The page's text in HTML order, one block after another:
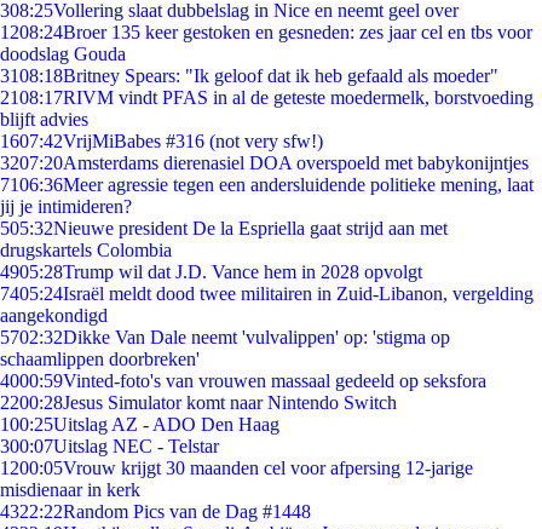
308:25Vollering slaat dubbelslag in Nice en neemt geel over
1208:24Broer 135 keer gestoken en gesneden: zes jaar cel en tbs voor
doodslag Gouda
3108:18Britney Spears: "Ik geloof dat ik heb gefaald als moeder"
2108:17RIVM vindt PFAS in al de geteste moedermelk, borstvoeding
blijft advies
1607:42VrijMiBabes #316 (not very sfw!)
3207:20Amsterdams dierenasiel DOA overspoeld met babykonijntjes
7106:36Meer agressie tegen een andersluidende politieke mening, laat
jij je intimideren?
505:32Nieuwe president De la Espriella gaat strijd aan met
drugskartels Colombia
4905:28Trump wil dat J.D. Vance hem in 2028 opvolgt
7405:24Israël meldt dood twee militairen in Zuid-Libanon, vergelding
aangekondigd
5702:32Dikke Van Dale neemt 'vulvalippen' op: 'stigma op
schaamlippen doorbreken'
4000:59Vinted-foto's van vrouwen massaal gedeeld op seksfora
2200:28Jesus Simulator komt naar Nintendo Switch
100:25Uitslag AZ - ADO Den Haag
300:07Uitslag NEC - Telstar
1200:05Vrouw krijgt 30 maanden cel voor afpersing 12-jarige
misdienaar in kerk
4322:22Random Pics van de Dag #1448